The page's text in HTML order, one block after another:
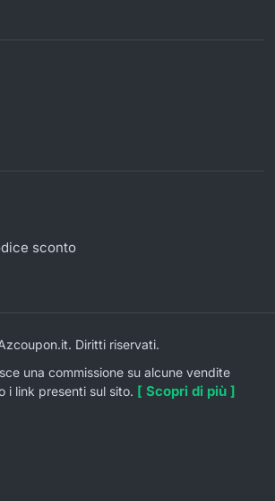
sconto
Diritti riservati.
una commissione su alcune vendite
i link presenti sul sito. [ Scopri di più ]